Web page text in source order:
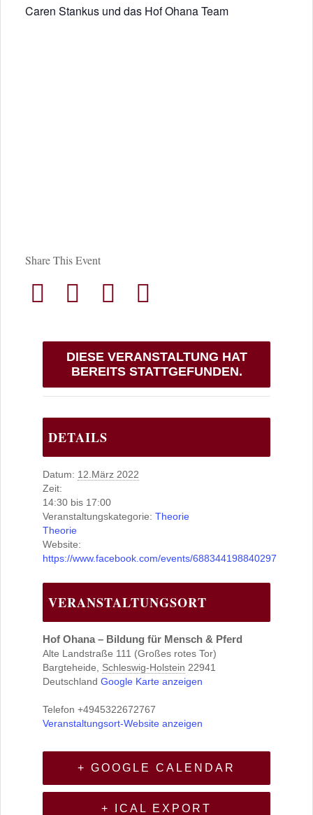
Caren Stankus und das Hof Ohana Team
Share This Event
DIESE VERANSTALTUNG HAT
BEREITS STATTGEFUNDEN.
DETAILS
Datum: 12.März 2022
Zeit:
14:30 bis 17:00
Veranstaltungskategorie: Theorie
Theorie
Website:
https://www.facebook.com/events/688344198840297
VERANSTALTUNGSORT
Hof Ohana – Bildung für Mensch & Pferd
Alte Landstraße 111 (Großes rotes Tor)
Bargteheide
Schleswig-Holstein 22941
Deutschland Google Karte anzeigen
Telefon +4945322672767
Veranstaltungsort-Website anzeigen
+ GOOGLE CALENDAR
+ ICAL EXPORT